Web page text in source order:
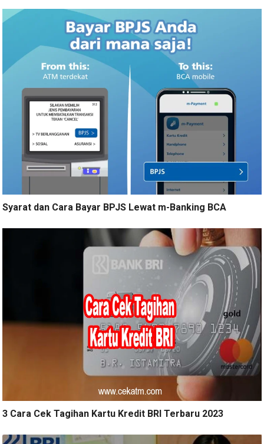
Syarat dan Cara Bayar BPJS Lewat m-Banking BCA
3 Cara Cek Tagihan Kartu Kredit BRI Terbaru 2023